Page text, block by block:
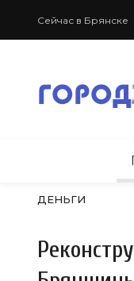
Сейчас в Брянске
ДЕНЬГИ